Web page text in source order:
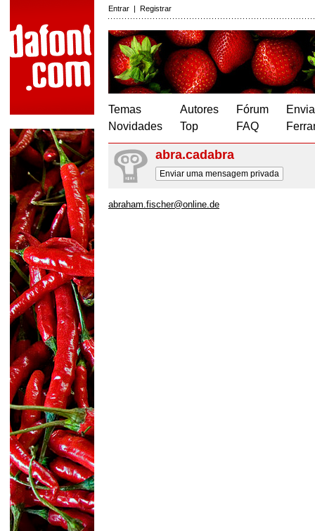
Entrar | Registrar
Temas
Novidades
Autores
Top
Fórum
FAQ
abra.cadabra
Enviar uma mensagem privada
abraham.fischer@online.de